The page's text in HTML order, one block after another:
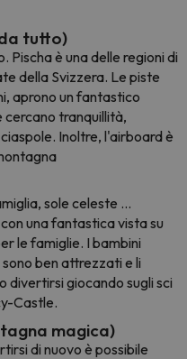
tutto)
Pischa è una delle regioni di
della Svizzera. Le piste
aprono un fantastico
cercano tranquillità,
Inoltre, l'airboard è
sole celeste ...
una fantastica vista su
le famiglie. I bambini
ben attrezzati e li
divertirsi giocando sugli sci
Castle.
magica)
di nuovo è possibile